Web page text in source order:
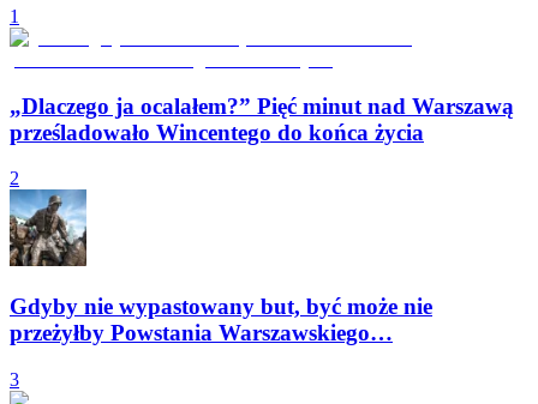
1
„Dlaczego ja ocalałem?” Pięć minut nad Warszawą
prześladowało Wincentego do końca życia
2
Gdyby nie wypastowany but, być może nie
przeżyłby Powstania Warszawskiego…
3